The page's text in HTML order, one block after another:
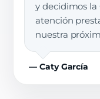
y decidimos la
atención
nuestra
— Caty García